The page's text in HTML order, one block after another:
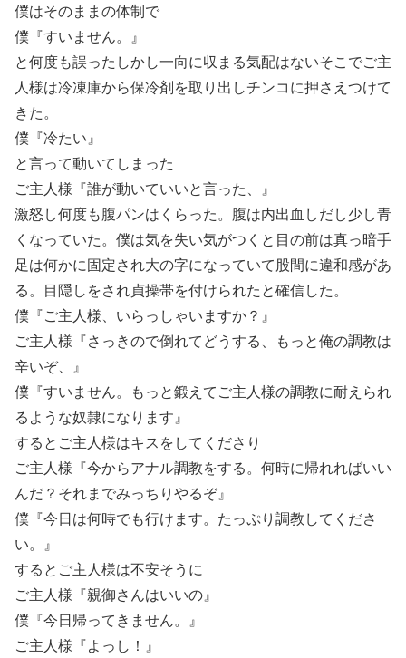
僕はそのままの体制で
僕『すいません。』
と何度も誤ったしかし一向に収まる気配はないそこでご主
人様は冷凍庫から保冷剤を取り出しチンコに押さえつけて
きた。
僕『冷たい』
と言って動いてしまった
ご主人様『誰が動いていいと言った、』
激怒し何度も腹パンはくらった。腹は内出血しだし少し青
くなっていた。僕は気を失い気がつくと目の前は真っ暗手
足は何かに固定され大の字になっていて股間に違和感があ
る。目隠しをされ貞操帯を付けられたと確信した。
僕『ご主人様、いらっしゃいますか？』
ご主人様『さっきので倒れてどうする、もっと俺の調教は
辛いぞ、』
僕『すいません。もっと鍛えてご主人様の調教に耐えられ
るような奴隷になります』
するとご主人様はキスをしてくださり
ご主人様『今からアナル調教をする。何時に帰れればいい
んだ？それまでみっちりやるぞ』
僕『今日は何時でも行けます。たっぷり調教してくださ
い。』
するとご主人様は不安そうに
ご主人様『親御さんはいいの』
僕『今日帰ってきません。』
ご主人様『よっし！』